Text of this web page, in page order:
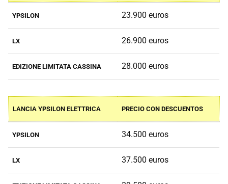
YPSILON 23.900 euros
LX 26.900 euros
EDIZIONE LIMITATA CASSINA 28.000 euros
LANCIA YPSILON ELETTRICA PRECIO CON DESCUENTOS
YPSILON 34.500 euros
LX 37.500 euros